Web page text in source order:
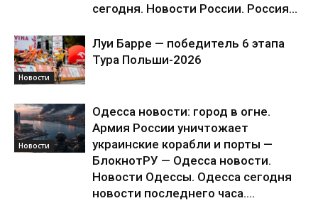
сегодня. Новости России. Россия...
Новости
Луи Барре — победитель 6 этапа
Тура Польши-2026
Новости
Одесса новости: город в огне.
Армия России уничтожает
украинские корабли и порты —
БлокнотРУ — Одесса новости.
Новости Одессы. Одесса сегодня
новости последнего часа....